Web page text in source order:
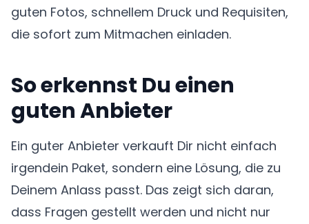
guten Fotos, schnellem Druck und Requisiten,
die sofort zum Mitmachen einladen.
So erkennst Du einen
guten Anbieter
Ein guter Anbieter verkauft Dir nicht einfach
irgendein Paket, sondern eine Lösung, die zu
Deinem Anlass passt. Das zeigt sich daran,
dass Fragen gestellt werden und nicht nur